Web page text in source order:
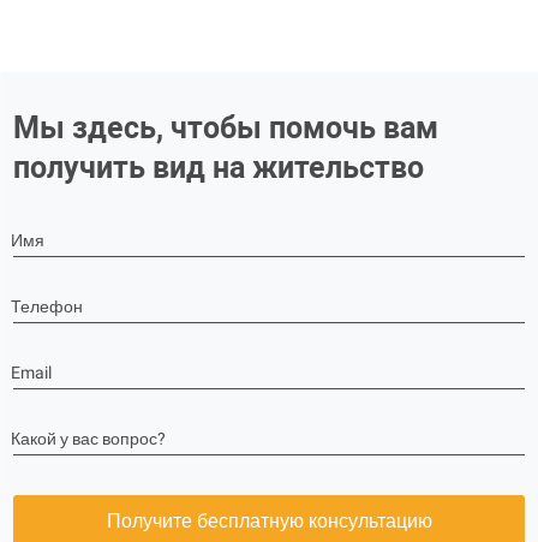
Мы здесь, чтобы помочь вам
получить вид на жительство
Имя
Телефон
Email
Какой у вас вопрос?
Получите бесплатную консультацию